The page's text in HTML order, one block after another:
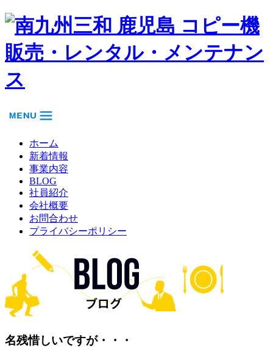
ホーム
新着情報
事業内容
BLOG
社員紹介
会社概要
お問合わせ
プライバシーポリシー
名残惜しいですが・・・